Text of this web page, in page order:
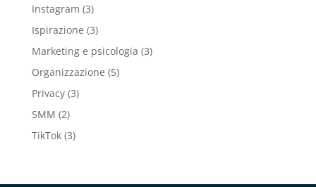
Instagram (3)
Ispirazione (3)
Marketing e psicologia (3)
Organizzazione (5)
Privacy(3)
SMM (2)
TikTok(3)